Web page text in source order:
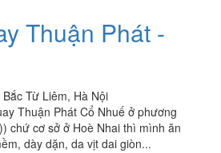
Thuận Phát -
Từ Liêm, Hà Nội
Thuận Phát Cổ Nhuế ở phương
chứ cơ sở ở Hoè Nhai thì mình ăn
dày dặn, da vịt dai giòn...